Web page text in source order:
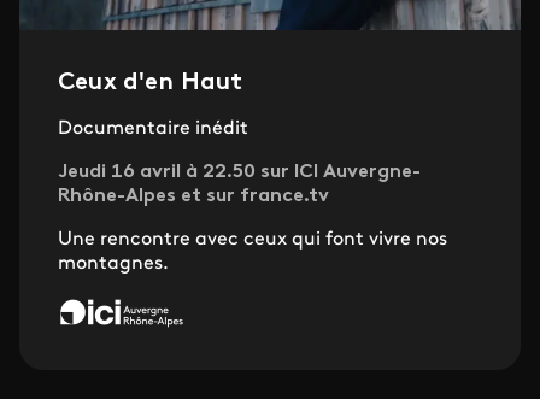
Ceux d'en Haut
Documentaire inédit
Jeudi 16 avril à 22.50 sur ICI Auvergne-
Rhône-Alpes et sur france.tv
Une rencontre avec ceux qui font vivre nos
montagnes.